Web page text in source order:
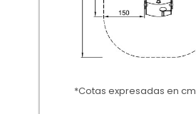
*Cotas expresadas en cm